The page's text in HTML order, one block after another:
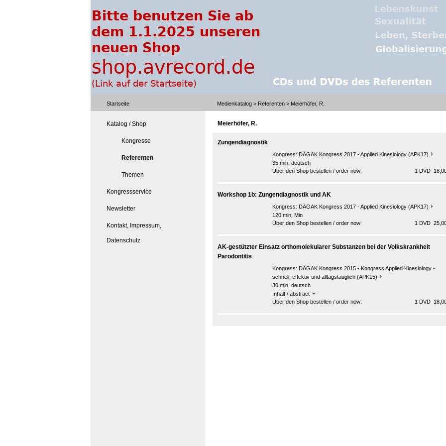
Startseite Medienkatalog > Referenten > Meierhöfer, R.
Katalog / Shop
Kongresse
Referenten
Themen
Kongressservice
Newsletter
Kontakt, Impressum,
Datenschutz
Meierhöfer, R.
Zungendiagnostik
Kongress: DÄGAK Kongress 2017 - Applied Kinesiology (APK17)
35 min, deutsch
Über den Shop bestellen / order now:
1 DVD
Workshop 1b: Zungendiagnostik und AK
Kongress: DÄGAK Kongress 2017 - Applied Kinesiology (APK17)
120 min, Min
Über den Shop bestellen / order now:
1 DVD
AK-gestützter Einsatz orthomolekularer Substanzen bei der Volkskrankheit
Parodontitis
Kongress: DÄGAK Kongress 2015 - Kongress Applied Kinesiology -
schnell, effektiv und alltagstauglich (APK15)
30 min, deutsch
Inhalt / abstract
Über den Shop bestellen / order now:
1 DVD